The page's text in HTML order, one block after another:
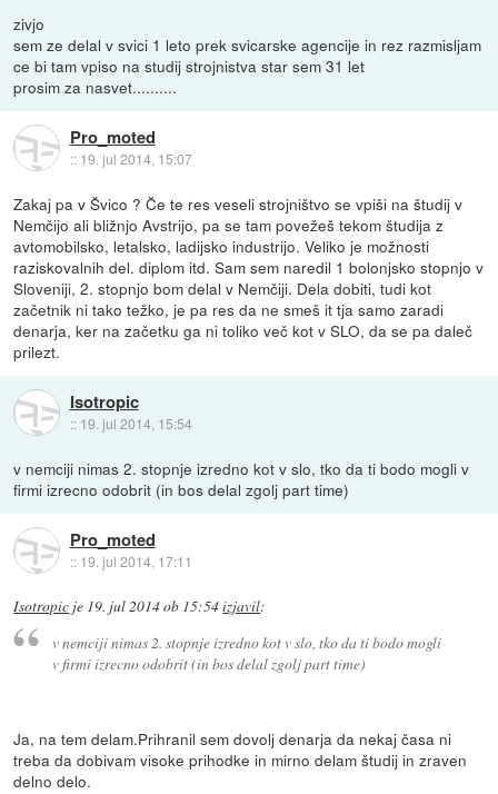
zivjo
sem ze delal v svici 1 leto prek svicarske agencije in rez razmisljam
ce bi tam vpiso na studij strojnistva star sem 31 let
prosim za nasvet..........
Pro_moted
:: 19. jul 2014, 15:07
Zakaj pa v Švico ? Če te res veseli strojništvo se vpiši na študij v
Nemčijo ali bližnjo Avstrijo, pa se tam povežeš tekom študija z
avtomobilsko, letalsko, ladijsko industrijo. Veliko je možnosti
raziskovalnih del. diplom itd. Sam sem naredil 1 bolonjsko stopnjo v
Sloveniji, 2. stopnjo bom delal v Nemčiji. Dela dobiti, tudi kot
začetnik ni tako težko, je pa res da ne smeš it tja samo zaradi
denarja, ker na začetku ga ni toliko več kot v SLO, da se pa daleč
prilezt.
Isotropic
:: 19. jul 2014, 15:54
v nemciji nimas 2. stopnje izredno kot v slo, tko da ti bodo mogli v
firmi izrecno odobrit (in bos delal zgolj part time)
Pro_moted
:: 19. jul 2014, 17:11
Isotropic je 19. jul 2014 ob 15:54izjavil:
v nemciji nimas 2. stopnje izredno kot v slo, tko da ti bodo mogli
v firmi izrecno odobrit (in bos delal zgolj part time)
Ja, na tem delam.Prihranil sem dovolj denarja da nekaj časa ni
treba da dobivam visoke prihodke in mirno delam študij in zraven
delno delo.